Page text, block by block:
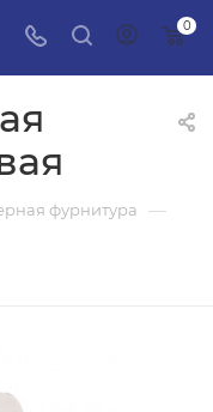
0
фурнитура —